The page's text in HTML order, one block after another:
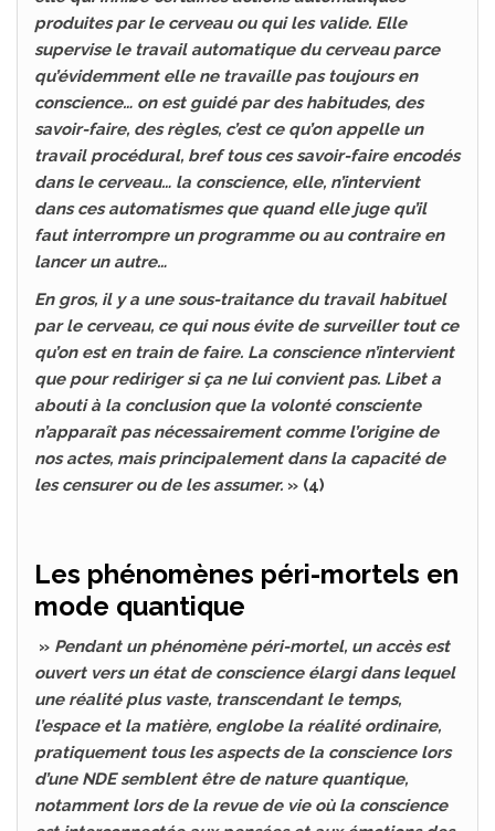
produites par le cerveau ou qui les valide. Elle
supervise le travail automatique du cerveau parce
qu’évidemment elle ne travaille pas toujours en
conscience… on est guidé par des habitudes, des
savoir-faire, des règles, c’est ce qu’on appelle un
travail procédural, bref tous ces savoir-faire encodés
dans le cerveau… la conscience, elle, n’intervient
dans ces automatismes que quand elle juge qu’il
faut interrompre un programme ou au contraire en
lancer un autre…
En gros, il y a une sous-traitance du travail habituel
par le cerveau, ce qui nous évite de surveiller tout ce
qu’on est en train de faire. La conscience n’intervient
que pour rediriger si ça ne lui convient pas. Libet a
abouti à la conclusion que la volonté consciente
n’apparaît pas nécessairement comme l’origine de
nos actes, mais principalement dans la capacité de
les censurer ou de les assumer. » (4)
Les phénomènes péri-mortels en
mode quantique
» Pendant un phénomène péri-mortel, un accès est
ouvert vers un état de conscience élargi dans lequel
une réalité plus vaste, transcendant le temps,
l’espace et la matière, englobe la réalité ordinaire,
pratiquement tous les aspects de la conscience lors
d’une NDE semblent être de nature quantique,
notamment lors de la revue de vie où la conscience